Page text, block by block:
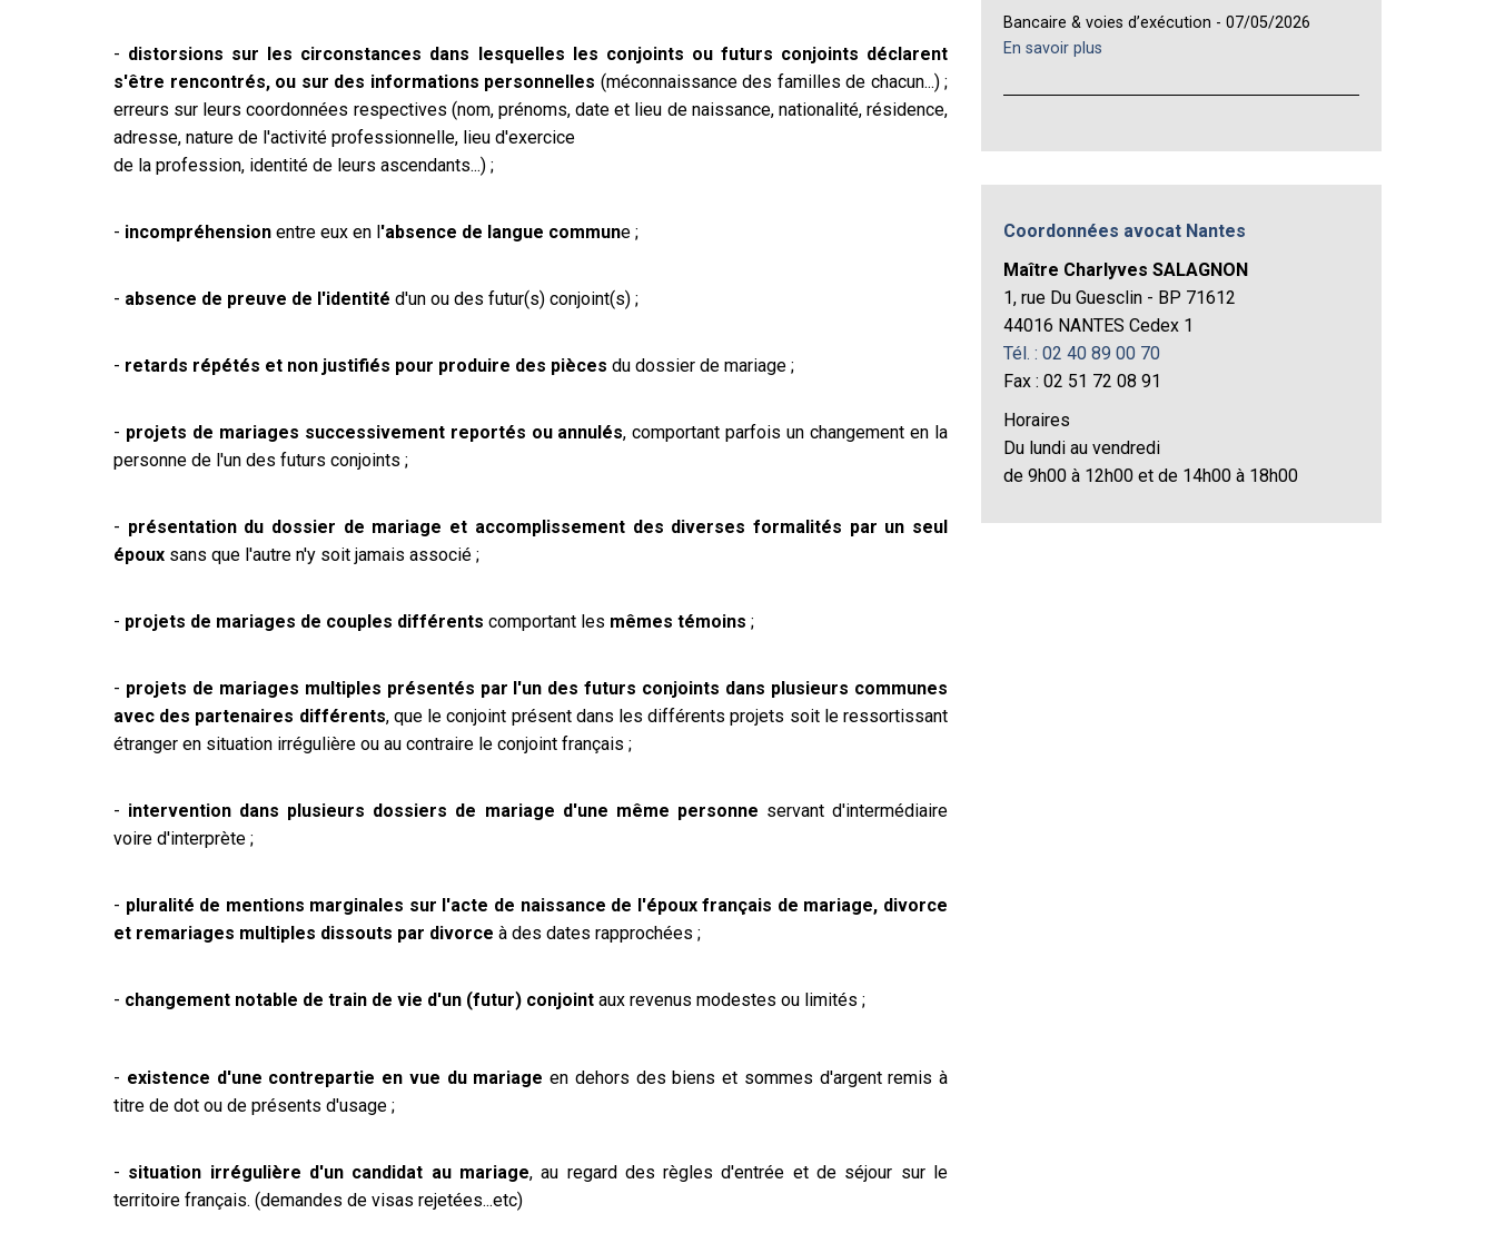
- distorsions sur les circonstances dans lesquelles les conjoints ou futurs conjoints déclarent
s'être rencontrés, ou sur des informations personnelles (méconnaissance des familles de chacun...) ;
erreurs sur leurs coordonnées respectives (nom, prénoms, date et lieu de naissance, nationalité, résidence,
adresse, nature de l'activité professionnelle, lieu d'exercice
de la profession, identité de leurs ascendants...) ;
- incompréhension entre eux en l'absence de langue commune ;
- absence de preuve de l'identité d'un ou des futur(s) conjoint(s) ;
- retards répétés et non justifiés pour produire des pièces du dossier de mariage ;
- projets de mariages successivement reportés ou annulés, comportant parfois un changement en la
personne de l'un des futurs conjoints ;
- présentation du dossier de mariage et accomplissement des diverses formalités par un seul
époux sans que l'autre n'y soit jamais associé ;
- projets de mariages de couples différents comportant les mêmes témoins ;
- projets de mariages multiples présentés par l'un des futurs conjoints dans plusieurs communes
avec des partenaires différents, que le conjoint présent dans les différents projets soit le ressortissant
étranger en situation irrégulière ou au contraire le conjoint français ;
- intervention dans plusieurs dossiers de mariage d'une même personne servant d'intermédiaire
voire d'interprète ;
- pluralité de mentions marginales sur l'acte de naissance de l'époux français de mariage, divorce
et remariages multiples dissouts par divorce à des dates rapprochées ;
- changement notable de train de vie d'un (futur) conjoint aux revenus modestes ou limités ;
- existence d'une contrepartie en vue du mariage en dehors des biens et sommes d'argent remis à
titre de dot ou de présents d'usage ;
- situation irrégulière d'un candidat au mariage, au regard des règles d'entrée et de séjour sur le
territoire français. (demandes de visas rejetées...etc)
Bancaire & voies d’exécution - 07/05/2026
En savoir plus
Coordonnées avocat Nantes
Maître Charlyves SALAGNON
1, rue Du Guesclin - BP 71612
44016 NANTES Cedex 1
Tél. : 02 40 89 00 70
Fax : 02 51 72 08 91
Horaires
Du lundi au vendredi
de 9h00 à 12h00 et de 14h00 à 18h00